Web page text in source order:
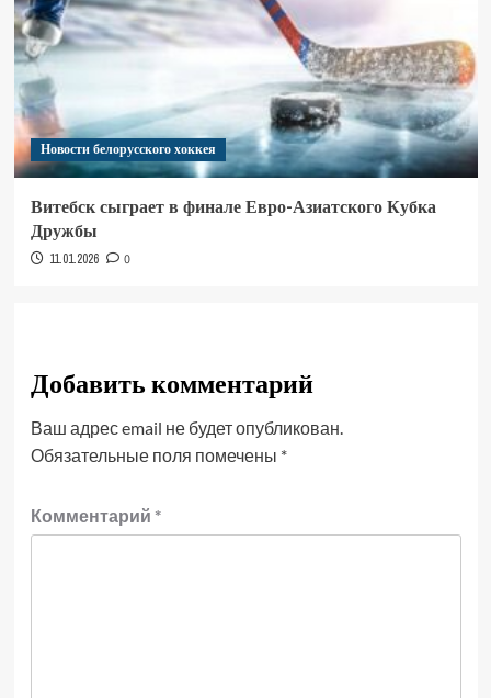
Новости белорусского хоккея
Витебск сыграет в финале Евро-Азиатского Кубка
Дружбы
11.01.2026 0
Добавить комментарий
Ваш адрес email не будет опубликован.
Обязательные поля помечены *
Комментарий *